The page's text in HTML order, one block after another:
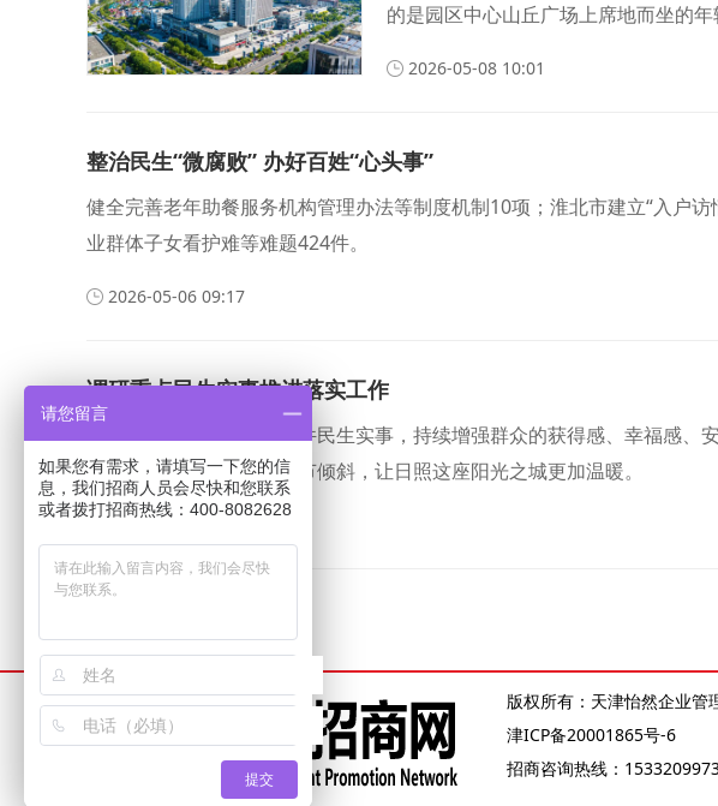
的是园区中心山丘广场上席地而坐的
2026-05-08 10:01
整治民生“微腐败” 办好百姓“心头事”
健全完善老年助餐服务机构管理办法等制度机制10项；淮北市建立“入户
2026-05-06 09:17
调研重点民生实事推进落实工作
带着感情和责任办好每一件民生实事，持续增强群众的获得感、幸福感
一线、困难群体、薄弱环节倾斜，让日照这座阳光之城更加温暖。
2026-04-30 15:23
版权所有：天津怡然企业管
津ICP备20001865号-6
招商咨询热线：
请您留言
如果您有需求，请填写一下您的信
息，我们招商人员会尽快和您联系
或者拨打招商热线：400-8082628
提交